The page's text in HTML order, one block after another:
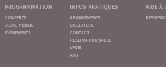
programmation
concerts
jeune public
événements
infos pratiques
abonnements
billetterie
contact
reservation salle
venir
faq
aide